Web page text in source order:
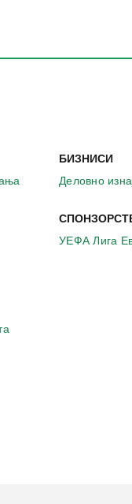
БИЗНИСИ
Деловно
УЕФА Лига